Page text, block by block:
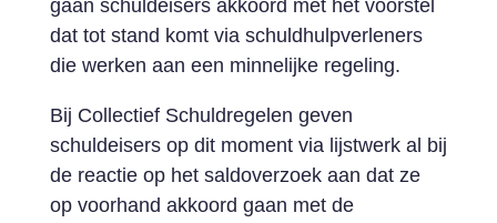
gaan schuldeisers akkoord met het voorstel
dat tot stand komt via schuldhulpverleners
die werken aan een minnelijke regeling.
Bij Collectief Schuldregelen geven
schuldeisers op dit moment via lijstwerk al bij
de reactie op het saldoverzoek aan dat ze
op voorhand akkoord gaan met de